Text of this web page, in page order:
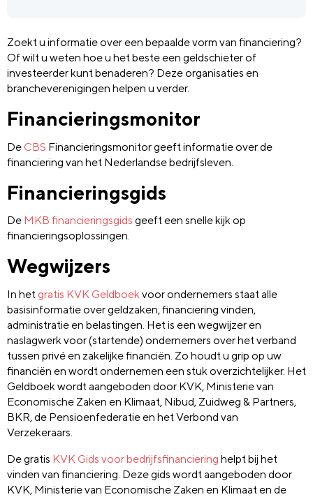
Zoekt u informatie over een bepaalde vorm van financiering?
Of wilt u weten hoe u het beste een geldschieter of
investeerder kunt benaderen? Deze organisaties en
brancheverenigingen helpen u verder.
Financieringsmonitor
De CBS Financieringsmonitor geeft informatie over de
financiering van het Nederlandse bedrijfsleven.
Financieringsgids
De MKB financieringsgids geeft een snelle kijk op
financieringsoplossingen.
Wegwijzers
In het gratis KVK Geldboek voor ondernemers staat alle
basisinformatie over geldzaken, financiering vinden,
administratie en belastingen. Het is een wegwijzer en
naslagwerk voor (startende) ondernemers over het verband
tussen privé en zakelijke financiën. Zo houdt u grip op uw
financiën en wordt ondernemen een stuk overzichtelijker. Het
Geldboek wordt aangeboden door KVK, Ministerie van
Economische Zaken en Klimaat, Nibud, Zuidweg & Partners,
BKR, de Pensioenfederatie en het Verbond van
Verzekeraars.
De gratis KVK Gids voor bedrijfsfinanciering helpt bij het
vinden van financiering. Deze gids wordt aangeboden door
KVK, Ministerie van Economische Zaken en Klimaat en de